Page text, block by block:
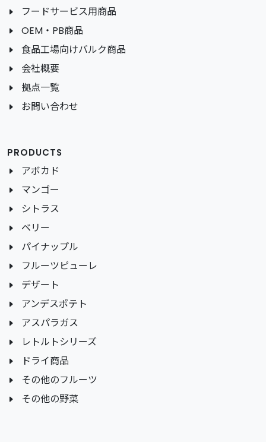
フードサービス用商品
OEM・PB商品
食品工場向けバルク商品
会社概要
拠点一覧
お問い合わせ
PRODUCTS
アボカド
マンゴー
シトラス
ベリー
パイナップル
フルーツピューレ
デザート
アンデスポテト
アスパラガス
レトルトシリーズ
ドライ商品
その他のフルーツ
その他の野菜